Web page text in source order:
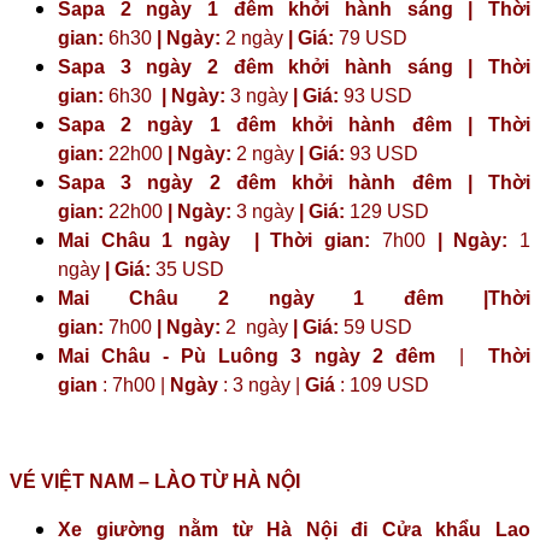
Sapa 2 ngày 1 đêm khởi hành sáng | Thời
gian: 6h30 | Ngày: 2 ngày | Giá: 79 USD
Sapa 3 ngày 2 đêm khởi hành sáng | Thời
gian: 6h30 | Ngày: 3 ngày | Giá: 93 USD
Sapa 2 ngày 1 đêm khởi hành đêm | Thời
gian: 22h00 | Ngày: 2 ngày | Giá: 93 USD
Sapa 3 ngày 2 đêm khởi hành đêm | Thời
gian: 22h00 | Ngày: 3 ngày | Giá: 129 USD
Mai Châu 1 ngày | Thời gian: 7h00 | Ngày: 1
ngày
| Giá: 35 USD
Mai Châu 2 ngày 1 đêm |Thời
gian: 7h00 | Ngày: 2 ngày Giá: 59 USD
Mai Châu - Pù Luông 3 ngày 2 đêm
Thời
gian : 7h00 | Ngày : 3 ngày | Giá : 109 USD
VÉ VIỆT NAM – LÀO TỪ HÀ NỘI
Xe giường nằm từ Hà Nội đi Cửa khẩu Lao